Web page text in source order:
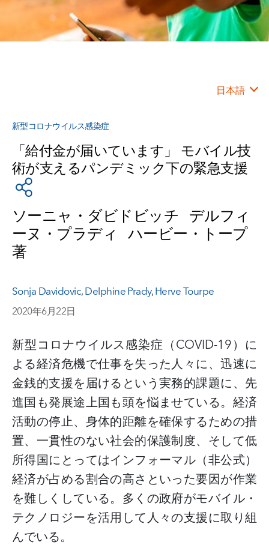
日本語
新型コロナウイルス感染症
「給付金が届いています」 モバイル技
術が支えるパンデミック下の緊急支援
ソーニャ・ダビドビッチ デルフィ
ーヌ・プラディ ハービー・トープ
著
Sonja Davidovic,Delphine Prady,Herve Tourpe
2020年6月22日
新型コロナウイルス感染症（COVID-19）に
よる経済危機で仕事を失った人々に、迅速に
金銭的支援を届けるという実務的課題に、先
進国も発展途上国も頭を悩ませている。経済
活動の停止、身体的距離を確保するための措
置、一貫性のない社会的保護制度、そして低
所得国にとってはインフォーマル（非公式）
経済が占める割合の高さといった要因が作業
を難しくしている。多くの政府がモバイル・
テクノロジーを活用して人々の支援に取り組
んでいる。